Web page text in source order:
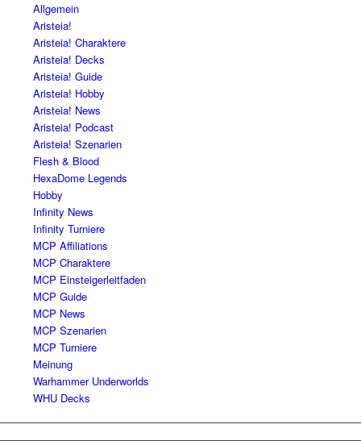
Allgemein
Aristeia!
Aristeia! Charaktere
Aristeia! Decks
Aristeia! Guide
Aristeia! Hobby
Aristeia! News
Aristeia! Podcast
Aristeia! Szenarien
Flesh & Blood
HexaDome Legends
Hobby
Infinity News
Infinity Turniere
MCP Affiliations
MCP Charaktere
MCP Einsteigerleitfaden
MCP Guide
MCP News
MCP Szenarien
MCP Turniere
Meinung
Warhammer Underworlds
WHU Decks